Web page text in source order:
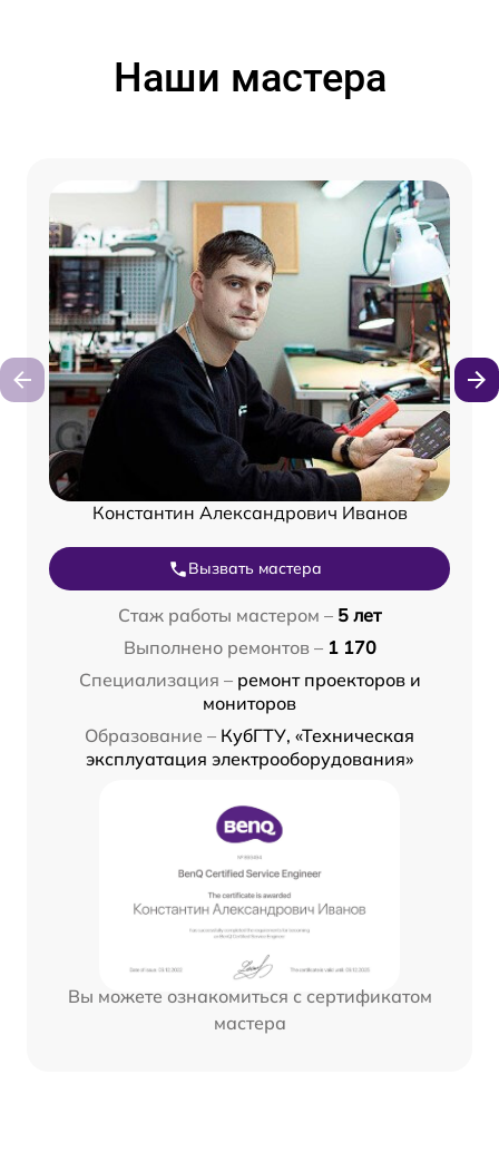
Наши мастера
Константин Александрович Иванов
Вызвать мастера
Стаж работы мастером – 5 лет
Выполнено ремонтов – 1 170
Специализация – ремонт проекторов и
мониторов
Образование – КубГТУ, «Техническая
эксплуатация электрооборудования»
Вы можете ознакомиться с сертификатом
мастера